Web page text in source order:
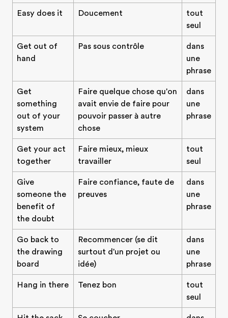
Easy does it Doucement
tout
seul
Get out of
hand
Pas sous contrôle
dans
une
phrase
Get
something
out of your
system
Faire quelque chose qu'on
avait envie de faire pour
pouvoir passer à autre
chose
dans
une
phrase
Get your act
together
Faire mieux, mieux
travailler
tout
seul
Give
someone the
benefit of
the doubt
Faire confiance, faute de
preuves
dans
une
phrase
Go back to
the drawing
board
Recommencer (se dit
surtout d'un projet ou
idée)
dans
une
phrase
Hang in there Tenez bon
tout
seul